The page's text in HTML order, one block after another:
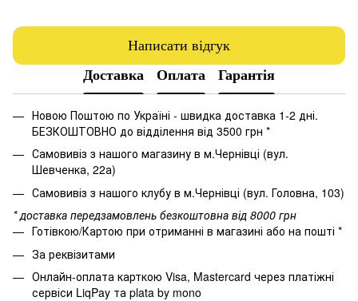
Написати відгук
Доставка
Оплата Гарантія
Новою Поштою по Україні - швидка доставка 1-2 дні.
БЕЗКОШТОВНО до відділення від 3500 грн *
Самовивіз з нашого магазину в м.Чернівці (вул.
Шевченка, 22а)
Самовивіз з нашого клубу в м.Чернівці (вул. Головна, 103)
* доставка передзамовлень безкоштовна від 8000 грн
Готівкою/Картою при отриманні в магазині або на пошті *
За реквізитами
Онлайн-оплата карткою Visa, Mastercard через платіжні
сервіси LiqPay та plata by mono